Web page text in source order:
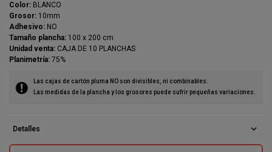
Color: BLANCO
Grosor: 10mm
Adhesivo: NO
Tamaño plancha: 100 x 200 cm
Unidad venta: CAJA DE 10 PLANCHAS
Planimetría: 75%
Las cajas de cartón pluma NO son divisibles, ni combinables.
Las medidas de la plancha y los grosores puede sufrir pequeñas variaciones.
Detalles expand_more